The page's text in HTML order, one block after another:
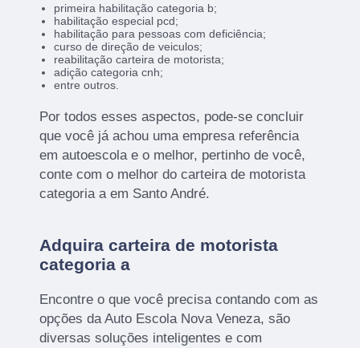
primeira habilitação categoria b;
habilitação especial pcd;
habilitação para pessoas com deficiência;
curso de direção de veiculos;
reabilitação carteira de motorista;
adição categoria cnh;
entre outros.
Por todos esses aspectos, pode-se concluir
que você já achou uma empresa referência
em autoescola e o melhor, pertinho de você,
conte com o melhor do carteira de motorista
categoria a em Santo André.
Adquira carteira de motorista
categoria a
Encontre o que você precisa contando com as
opções da Auto Escola Nova Veneza, são
diversas soluções inteligentes e com